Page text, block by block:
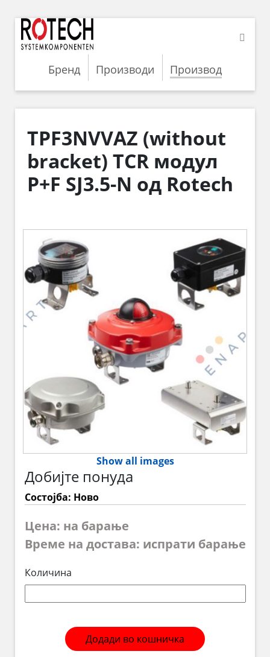
Бренд Производи Производ
TPF3NVVAZ (without
bracket) TCR модул
P+F SJ3.5-N од Rotech
Show all images
Добијте понуда
Состојба: Ново
Цена: на барање
Време на достава: испрати барање
Количина
Додади во кошничка